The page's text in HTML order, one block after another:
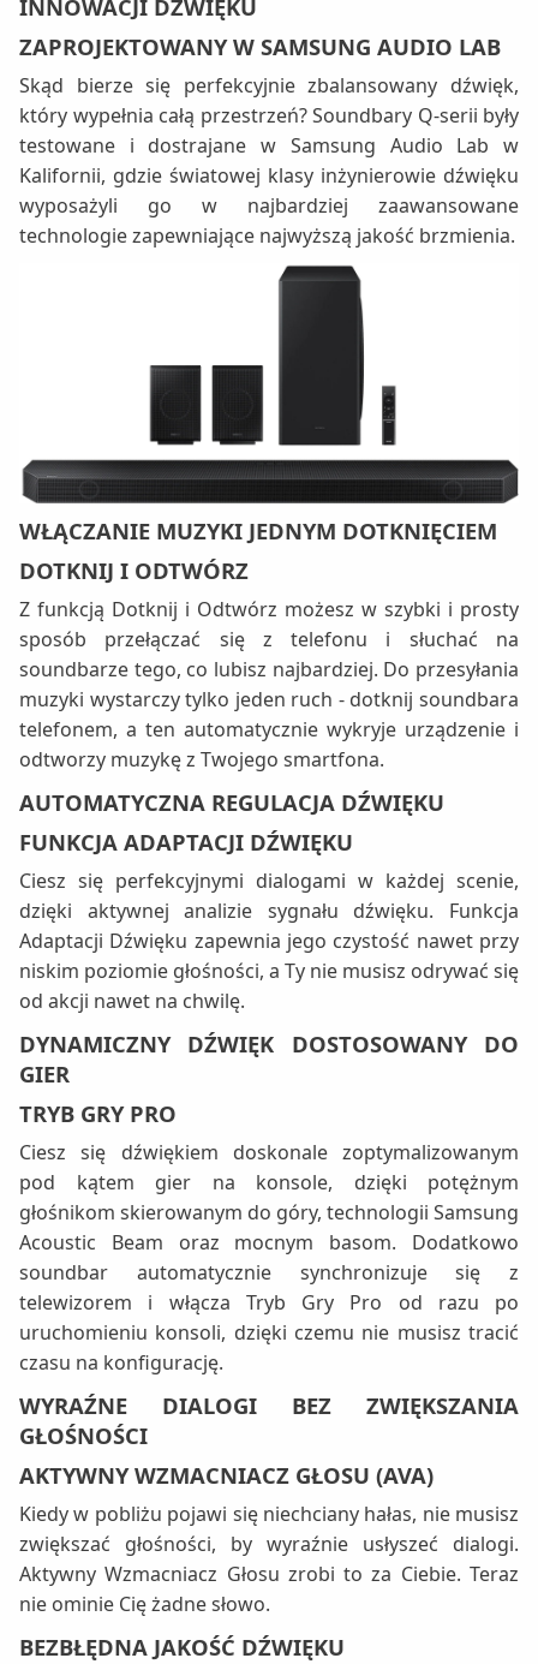
INNOWACJI DŹWIĘKU
ZAPROJEKTOWANY W SAMSUNG AUDIO LAB
Skąd bierze się perfekcyjnie zbalansowany dźwięk,
który wypełnia całą przestrzeń? Soundbary Q-serii były
testowane i dostrajane w Samsung Audio Lab w
Kalifornii, gdzie światowej klasy inżynierowie dźwięku
wyposażyli go w najbardziej zaawansowane
technologie zapewniające najwyższą jakość brzmienia.
WŁĄCZANIE MUZYKI JEDNYM DOTKNIĘCIEM
DOTKNIJ I ODTWÓRZ
Z funkcją Dotknij i Odtwórz możesz w szybki i prosty
sposób przełączać się z telefonu i słuchać na
soundbarze tego, co lubisz najbardziej. Do przesyłania
muzyki wystarczy tylko jeden ruch - dotknij soundbara
telefonem, a ten automatycznie wykryje urządzenie i
odtworzy muzykę z Twojego smartfona.
AUTOMATYCZNA REGULACJA DŹWIĘKU
FUNKCJA ADAPTACJI DŹWIĘKU
Ciesz się perfekcyjnymi dialogami w każdej scenie,
dzięki aktywnej analizie sygnału dźwięku. Funkcja
Adaptacji Dźwięku zapewnia jego czystość nawet przy
niskim poziomie głośności, a Ty nie musisz odrywać się
od akcji nawet na chwilę.
DYNAMICZNY DŹWIĘK DOSTOSOWANY DO
GIER
TRYB GRY PRO
Ciesz się dźwiękiem doskonale zoptymalizowanym
pod kątem gier na konsole, dzięki potężnym
głośnikom skierowanym do góry, technologii Samsung
Acoustic Beam oraz mocnym basom. Dodatkowo
soundbar automatycznie synchronizuje się z
telewizorem i włącza Tryb Gry Pro od razu po
uruchomieniu konsoli, dzięki czemu nie musisz tracić
czasu na konfigurację.
WYRAŹNE DIALOGI BEZ ZWIĘKSZANIA
GŁOŚNOŚCI
AKTYWNY WZMACNIACZ GŁOSU (AVA)
Kiedy w pobliżu pojawi się niechciany hałas, nie musisz
zwiększać głośności, by wyraźnie usłyszeć dialogi.
Aktywny Wzmacniacz Głosu zrobi to za Ciebie. Teraz
nie ominie Cię żadne słowo.
BEZBŁĘDNA JAKOŚĆ DŹWIĘKU